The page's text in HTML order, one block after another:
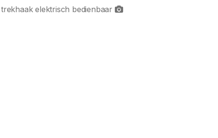
trekhaak elektrisch bedienbaar